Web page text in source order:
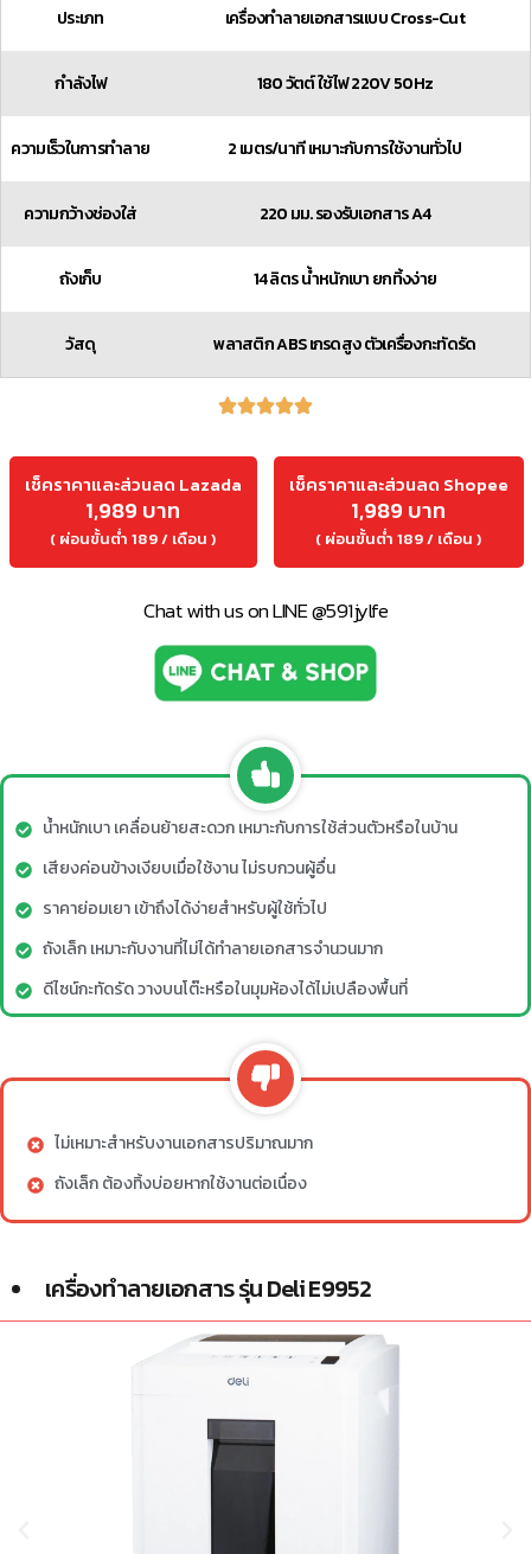
ประเภท เครื่องทำลายเอกสารแบบ Cross-Cut
กำลังไฟ 180 วัตต์ ใช้ไฟ 220V 50Hz
ความเร็วในการทำลาย 2 เมตร/นาที เหมาะกับการใช้งานทั่วไป
ความกว้างช่องใส่ 220 มม. รองรับเอกสาร A4
ถังเก็บ 14 ลิตร น้ำหนักเบา ยกทิ้งง่าย
วัสดุ พลาสติก ABS เกรดสูง ตัวเครื่องกะทัดรัด
เช็คราคาและส่วนลด Lazada
1,989 บาท
( ผ่อนขั้นต่ำ 189 / เดือน )
เช็คราคาและส่วนลด Shopee
1,989 บาท
( ผ่อนขั้นต่ำ 189 / เดือน )
Chat with us on LINE @591jylfe
น้ำหนักเบา เคลื่อนย้ายสะดวก เหมาะกับการใช้ส่วนตัวหรือในบ้าน
เสียงค่อนข้างเงียบเมื่อใช้งาน ไม่รบกวนผู้อื่น
ราคาย่อมเยา เข้าถึงได้ง่ายสำหรับผู้ใช้ทั่วไป
ถังเล็ก เหมาะกับงานที่ไม่ได้ทำลายเอกสารจำนวนมาก
ดีไซน์กะทัดรัด วางบนโต๊ะหรือในมุมห้องได้ไม่เปลืองพื้นที่
ไม่เหมาะสำหรับงานเอกสารปริมาณมาก
ถังเล็ก ต้องทิ้งบ่อยหากใช้งานต่อเนื่อง
เครื่องทำลายเอกสาร รุ่น Deli E9952